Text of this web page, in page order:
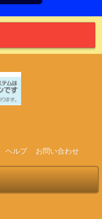
ヘルプ お問い合わせ